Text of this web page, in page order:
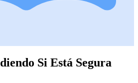
Si Está Segura